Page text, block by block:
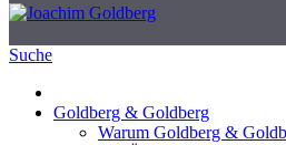
Suche
Goldberg & Goldberg
Warum Goldberg &